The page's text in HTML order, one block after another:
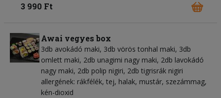
3 990 Ft
Awai vegyes box
3db avokádó maki, 3db vörös tonhal maki, 3db
omlett maki, 2db unagimi nagy maki, 2db lavokádó
nagy maki, 2db polip nigiri, 2db tigrisrák nigiri
allergének: rákfélék, tej, halak, mustár, szezámmag,
kén-dioxid